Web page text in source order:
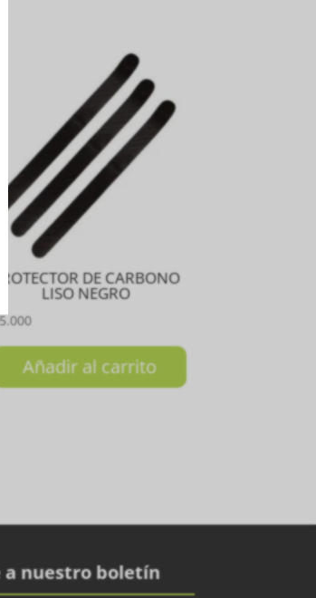
PROTECTOR DE CARBONO
LISO NEGRO
Añadir al carrito
a nuestro boletín